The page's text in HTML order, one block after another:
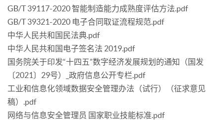
GB/T 39117-2020 智能制造能力成熟度评估方法.pdf
GB/T 39321-2020 电子合同取证流程规范.pdf
中华人民共和国民法典.pdf
中华人民共和国电子签名法 2019.pdf
国务院关于印发“十四五”数字经济发展规划的通知（国发
〔2021〕29号）_政府信息公开专栏.pdf
工业和信息化领域数据安全管理办法（试行）（征求意见
稿）.pdf
网络与信息安全管理员 国家职业技能标准.pdf